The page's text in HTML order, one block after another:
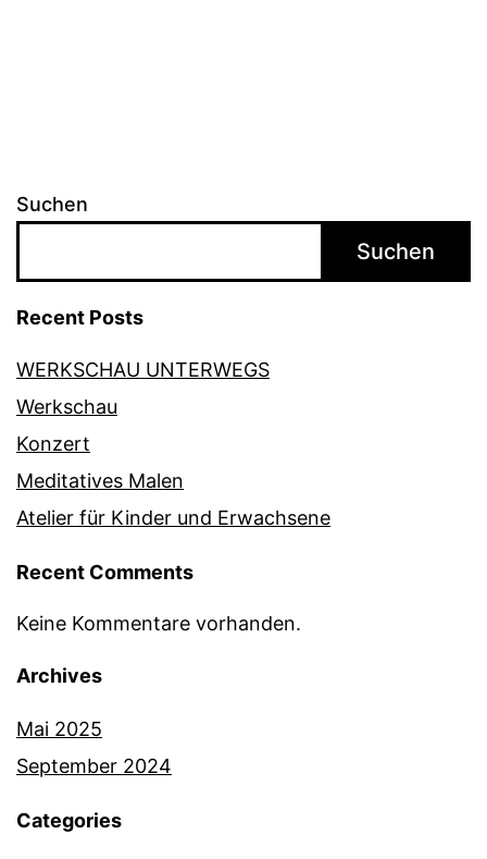
Suchen
Suchen
Recent Posts
WERKSCHAU UNTERWEGS
Werkschau
Konzert
Meditatives Malen
Atelier für Kinder und Erwachsene
Recent Comments
Keine Kommentare vorhanden.
Archives
Mai 2025
September 2024
Categories